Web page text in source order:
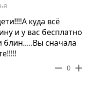
куда всё
и у вас бесплатно
блин.....Вы сначала
remove 0 add